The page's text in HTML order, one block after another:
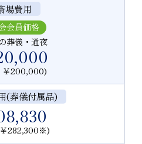
場費用
会員価格
葬儀・通夜
￥200,000)
(葬儀付属品)
282,300※)